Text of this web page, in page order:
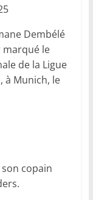
Dembélé
marqué le
de la Ligue
à Munich, le
copain